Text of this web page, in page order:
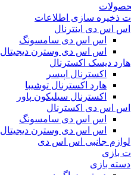
ذخیره سازی اطلاعات
اس اس دی اینترنال
اس اس دی سامسونگ
اس اس دی وسترن دیجیتال
هارد دیسک اکسترنال
اکسترنال اپیسر
هارد اکسترنال توشیبا
اکسترنال سیلیکون پاور
اس اس دی اکسترنال
اس اس دی سامسونگ
اس اس دی وسترن دیجیتال
لوازم جانبی اس اس دی
بازی
دسته بازی